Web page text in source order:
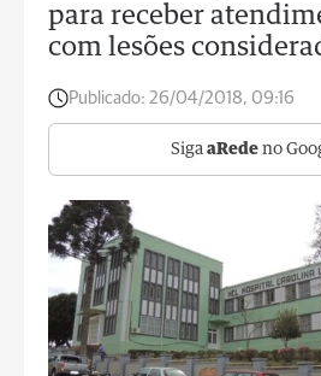
para receber
com lesões
Publicado: 26/04/2018, 09:16
Siga aRede no